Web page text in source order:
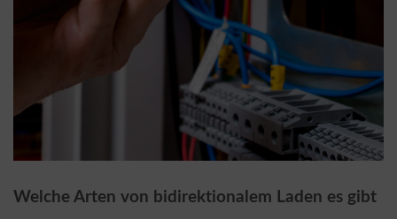
Welche Arten von bidirektionalem Laden es gibt